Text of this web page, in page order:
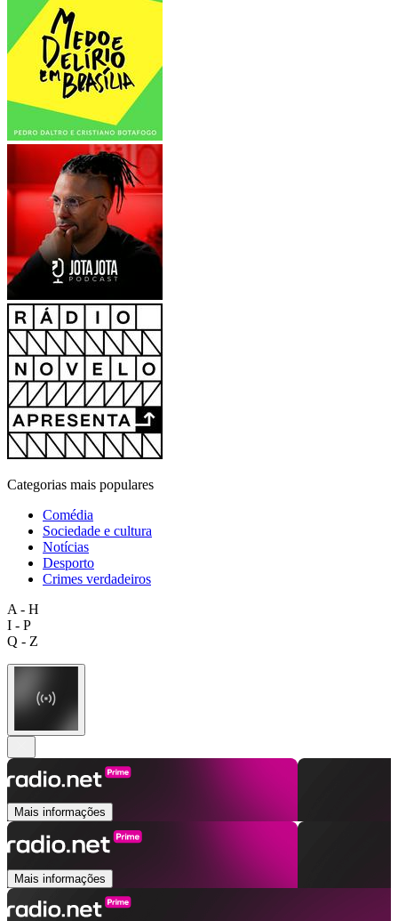
Categorias mais populares
Comédia
Sociedade e cultura
Notícias
Desporto
Crimes verdadeiros
A - H
I - P
Q - Z
Mais informações
Mais informações